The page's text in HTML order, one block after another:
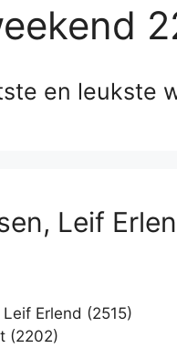
en leukste
Leif
Erlend (2515)
(2202)